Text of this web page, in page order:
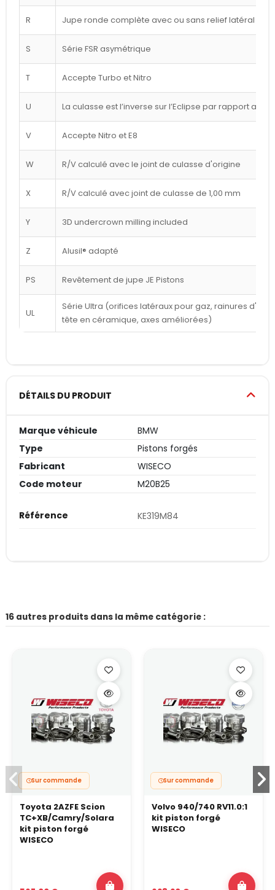
R Jupe ronde complète avec ou sans relief latéral
S Série FSR asymétrique
T Accepte Turbo et Nitro
U La culasse est l’inverse sur l’Eclipse par rapport au
V Accepte Nitro et E8
W R/V calculé avec le joint de culasse d'origine
X R/V calculé avec joint de culasse de 1,00 mm
Y 3D undercrown milling included
Z Alusil® adapté
PS Revêtement de jupe JE Pistons
UL
Série Ultra (orifices latéraux pour gaz, rainures
tête en céramique, axes améliorées)
DÉTAILS DU PRODUIT
Marque véhicule
BMW
Type
Pistons forgés
Fabricant
WISECO
Code moteur
M20B25
Référence KE319M84
16 autres produits dans la même catégorie :
Sur commande
Toyota 2AZFE Scion
TC+XB/Camry/Solara
kit piston forgé
WISECO
Sur commande
Volvo 940/740 RV11.0:1
kit piston forgé
WISECO